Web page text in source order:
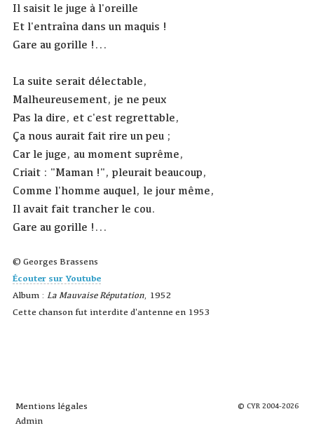
Il saisit le juge à l'oreille
Et l'entraîna dans un maquis !
Gare au gorille !...
La suite serait délectable,
Malheureusement, je ne peux
Pas la dire, et c'est regrettable,
Ça nous aurait fait rire un peu ;
Car le juge, au moment suprême,
Criait : "Maman !", pleurait beaucoup,
Comme l'homme auquel, le jour même,
Il avait fait trancher le cou.
Gare au gorille !...
© Georges Brassens
Écouter sur Youtube
Album :La Mauvaise Réputation, 1952
Cette chanson fut interdite d'antenne en 1953
© CYR 2004-2026
Mentions légales
Admin